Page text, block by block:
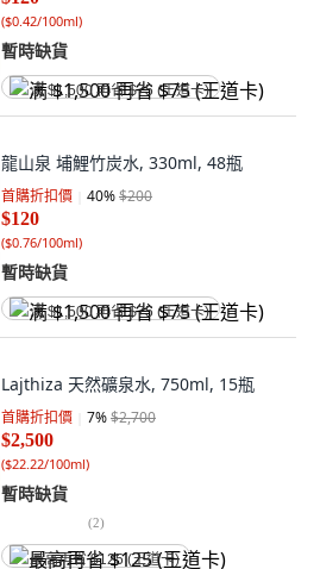
($0.42/100ml)
暫時缺貨
满 $1,500 再省 $75 (王道卡)
龍山泉 埔鯉竹炭水, 330ml, 48瓶
首購折扣價 40%$200
$120
($0.76/100ml)
暫時缺貨
满 $1,500 再省 $75 (王道卡)
Lajthiza 天然礦泉水, 750ml, 15瓶
首購折扣價 7%$2,700
$2,500
($22.22/100ml)
暫時缺貨
(2)
最高再省 $125 (王道卡)